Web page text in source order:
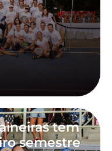
tem
semestre